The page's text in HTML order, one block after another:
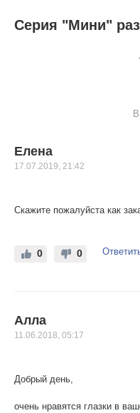
Серия "Мини"
Елена
17.07.2019, 21:42
Скажите пожалуйста как
0
0
Алла
11.06.2018, 05:17
Добрый день,
очень нравятся глазки в